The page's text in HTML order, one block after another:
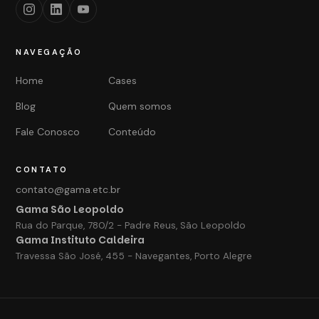
NAVEGAÇÃO
Home
Cases
Blog
Quem somos
Fale Conosco
Conteúdo
CONTATO
contato@gama.etc.br
Gama São Leopoldo
Rua do Parque, 780/2 - Padre Reus, São Leopoldo
Gama Instituto Caldeira
Travessa São José, 455 - Navegantes, Porto Alegre